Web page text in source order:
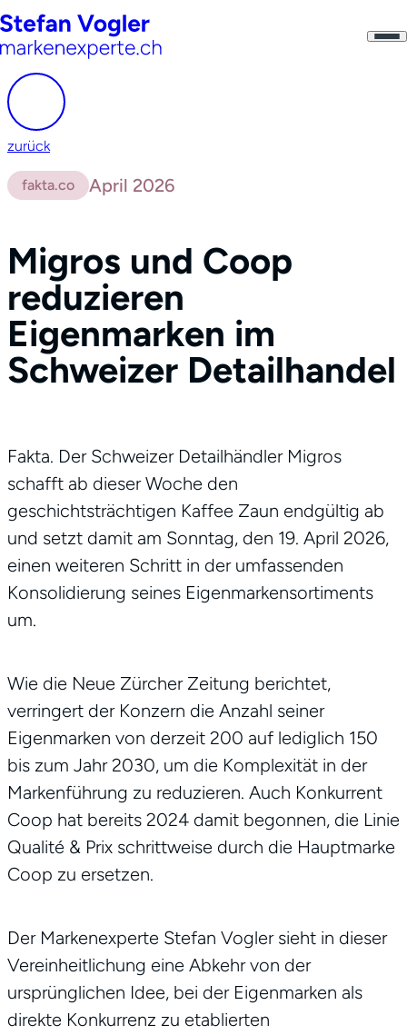
zurück
fakta.co April 2026
Migros und Coop
reduzieren
Eigenmarken im
Schweizer Detailhandel
Fakta. Der Schweizer Detailhändler Migros
schafft ab dieser Woche den
geschichtsträchtigen Kaffee Zaun endgültig ab
und setzt damit am Sonntag, den 19. April 2026,
einen weiteren Schritt in der umfassenden
Konsolidierung seines Eigenmarkensortiments
um.
Wie die Neue Zürcher Zeitung berichtet,
verringert der Konzern die Anzahl seiner
Eigenmarken von derzeit 200 auf lediglich 150
bis zum Jahr 2030, um die Komplexität in der
Markenführung zu reduzieren. Auch Konkurrent
Coop hat bereits 2024 damit begonnen, die Linie
Qualité & Prix schrittweise durch die Hauptmarke
Coop zu ersetzen.
Der Markenexperte Stefan Vogler sieht in dieser
Vereinheitlichung eine Abkehr von der
ursprünglichen Idee, bei der Eigenmarken als
direkte Konkurrenz zu etablierten